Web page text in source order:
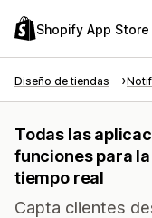
Shopify App Store
Diseño de tiendas
Todas las
funciones para
tiempo real
Capta clientes